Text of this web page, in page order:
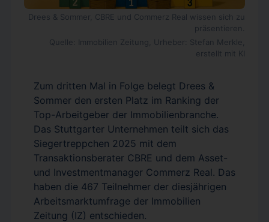
Drees & Sommer, CBRE und Commerz Real wissen sich zu
präsentieren.
Quelle: Immobilien Zeitung, Urheber: Stefan Merkle,
erstellt mit KI
Zum dritten Mal in Folge belegt Drees &
Sommer den ersten Platz im Ranking der
Top-Arbeitgeber der Immobilienbranche.
Das Stuttgarter Unternehmen teilt sich das
Siegertreppchen 2025 mit dem
Transaktionsberater CBRE und dem Asset-
und Investmentmanager Commerz Real. Das
haben die 467 Teilnehmer der diesjährigen
Arbeitsmarktumfrage der Immobilien
Zeitung (IZ) entschieden.